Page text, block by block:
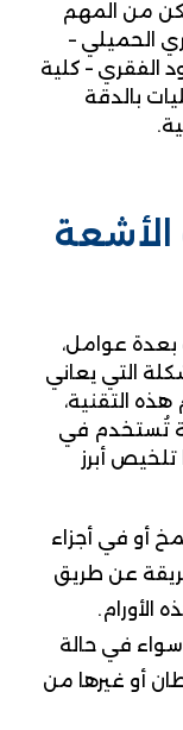
من المهم
الحميلي –
الفقري – كلية
بالدقة
الأشعة
بعدة عوامل،
التي يعاني
التقنية،
تُستخدم في
تلخيص أبرز
أو في أجزاء
عن طريق
الأورام.
في حالة
أو غيرها من